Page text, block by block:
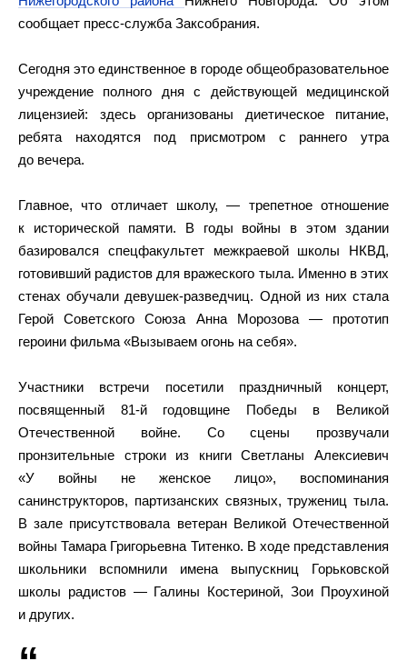
сообщает пресс-служба Заксобрания.
Сегодня это единственное в городе общеобразовательное
учреждение полного дня с действующей медицинской
лицензией: здесь организованы диетическое питание,
ребята находятся под присмотром с раннего утра
до вечера.
Главное, что отличает школу, — трепетное отношение
к исторической памяти. В годы войны в этом здании
базировался спецфакультет межкраевой школы НКВД,
готовивший радистов для вражеского тыла. Именно в этих
стенах обучали девушек-разведчиц. Одной из них стала
Герой Советского Союза Анна Морозова — прототип
героини фильма «Вызываем огонь на себя».
Участники встречи посетили праздничный концерт,
посвященный 81-й годовщине Победы в Великой
Отечественной войне. Со сцены прозвучали
пронзительные строки из книги Светланы Алексиевич
«У войны не женское лицо», воспоминания
санинструкторов, партизанских связных, тружениц тыла.
В зале присутствовала ветеран Великой Отечественной
войны Тамара Григорьевна Титенко. В ходе представления
школьники вспомнили имена выпускниц Горьковской
школы радистов — Галины Костериной, Зои Проухиной
и других.